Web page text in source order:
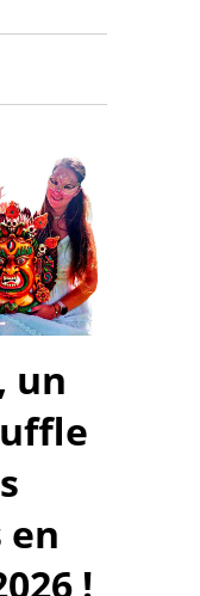
un
!